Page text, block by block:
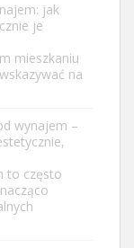
jak
je
mieszkaniu
na
wynajem –
to często